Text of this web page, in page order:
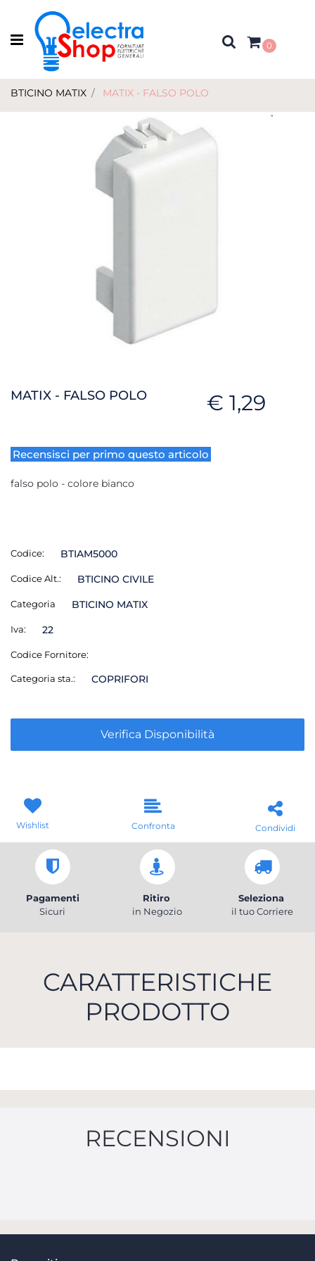
Open menu
0
BTICINO MATIX MATIX - FALSO POLO
MATIX - FALSO POLO € 1,29
Recensisci per primo questo articolo
falso polo - colore bianco
Codice: BTIAM5000
Codice Alt.: BTICINO CIVILE
Categoria BTICINO MATIX
Iva: 22
Codice Fornitore:
Categoria sta.: COPRIFORI
Verifica Disponibilità
Wishlist Confronta Condividi
Pagamenti
Sicuri
Ritiro
in Negozio
Seleziona
il tuo Corriere
CARATTERISTICHE
PRODOTTO
RECENSIONI